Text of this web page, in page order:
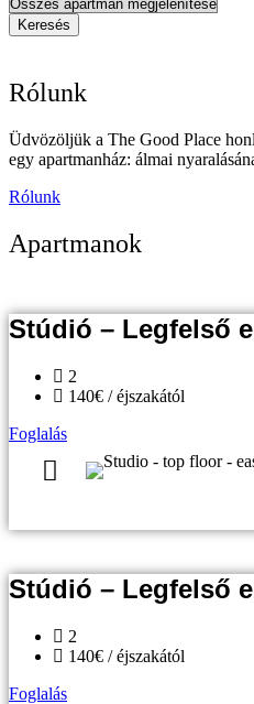
Keresés
Rólunk
Üdvözöljük a The Good Place
egy apartmanház: álmai
Rólunk
Apartmanok
Stúdió – Legfelső
2
140€ / éjszakától
Foglalás
Stúdió – Legfelső
2
140€ / éjszakától
Foglalás